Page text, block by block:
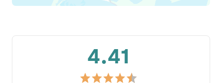
4.41